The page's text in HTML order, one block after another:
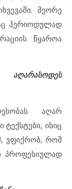
მეორე
პერიოდულად
წყაროა
აღარ
ტექსტები, ისიც
ვფიქრობ, რომ
პროფესიულად